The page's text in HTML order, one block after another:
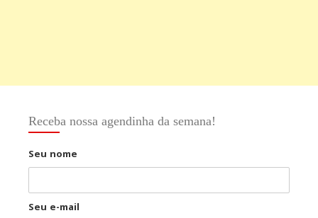
Receba nossa agendinha da semana!
Seu nome
Seu e-mail